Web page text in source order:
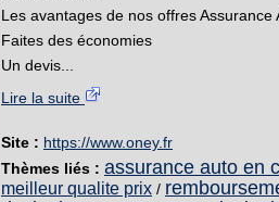
Les avantages de nos offres Assurance
Faites des économies
Un devis...
Lire la suite
Site : https://www.oney.fr
Thèmes liés : assurance auto en
meilleur qualite prix /